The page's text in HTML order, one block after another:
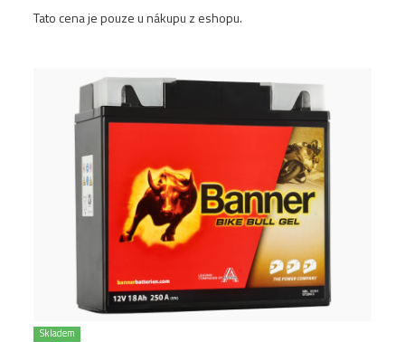
Tato cena je pouze u nákupu z eshopu.
Skladem